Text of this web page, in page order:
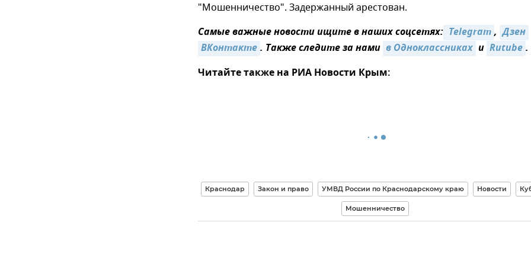
"Мошенничество". Задержанный арестован.
Самые важные новости ищите в наших соцсетях: Telegram, Дзен
ВКонтакте. Также следите за нами в Одноклассниках и Rutube.
Читайте также на РИА Новости Крым:
Краснодар Закон и право УМВД России по Краснодарскому краю Новости
Мошенничество